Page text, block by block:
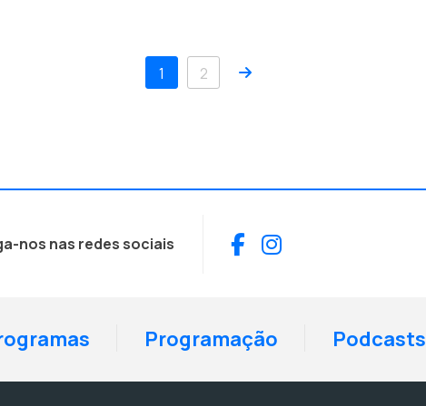
1 2 Próximo
nos nas redes sociais Facebook
Instagram
Programação Podcasts